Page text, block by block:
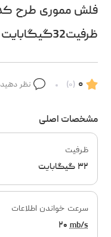
ظرفیت32گیگابایت
۰ (۰) نظر دهید
مشخصات اصلی
ظرفیت
۳۲ گیگابایت
سرعت خواندن اطلاعات
۲۰mb/s